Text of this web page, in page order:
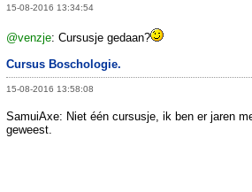
15-08-2016 13:34:54
@venzje: Cursusje gedaan?
Cursus Boschologie.
15-08-2016 13:58:08
SamuiAxe: Niet één cursusje, ik ben er jaren
geweest.